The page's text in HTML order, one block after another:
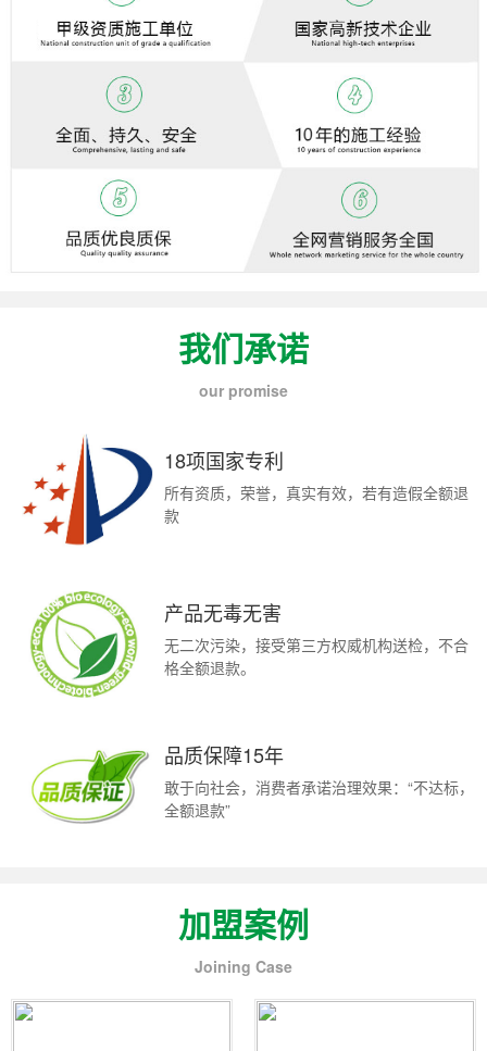
我们承诺
our promise
18项国家专利
所有资质，荣誉，真实有效，若有造假全额退
款
产品无毒无害
无二次污染，接受第三方权威机构送检，不合
格全额退款。
品质保障15年
敢于向社会，消费者承诺治理效果：“不达标，
全额退款”
加盟案例
Joining Case